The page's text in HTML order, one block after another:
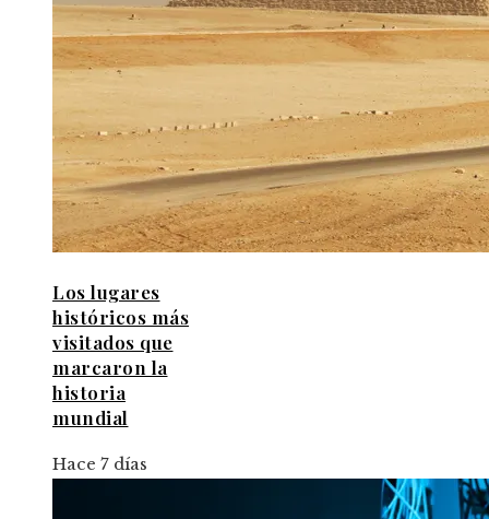
Los lugares
históricos más
visitados que
marcaron la
historia
mundial
Hace 7 días